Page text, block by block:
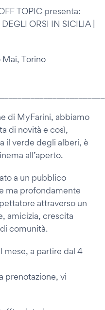
TOPIC presenta:
ORSI IN SICILIA |
Mai, Torino
di MyFarini, abbiamo
di novità e così,
il verde degli alberi, è
all’aperto.
a un pubblico
ma profondamente
attraverso un
amicizia, crescita
comunità.
mese, a partire dal 4
prenotazione, vi